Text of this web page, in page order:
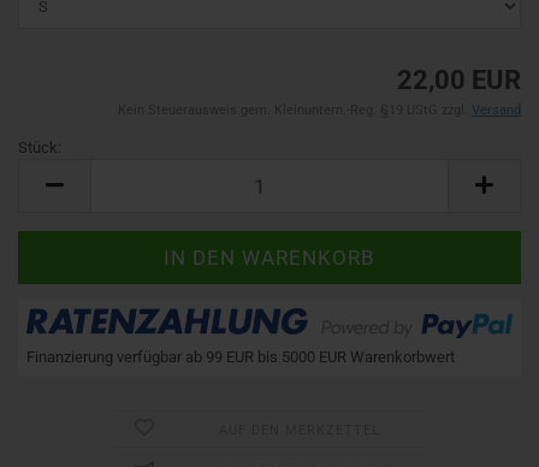
22,00 EUR
Versand
Stück:
Finanzierung verfügbar ab 99 EUR bis 5000 EUR Warenkorbwert